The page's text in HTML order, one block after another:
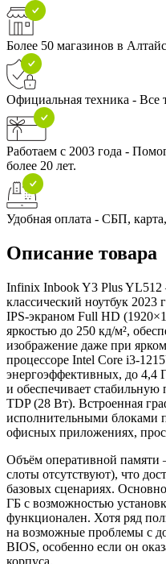
Более 50 магазинов в
Официальная техника -
Работаем с 2003 года -
более 20 лет.
Удобная оплата - СБП,
Описание товара
Infinix Inbook Y3 Plus
классический ноутбук
IPS‑экраном Full HD
яркостью до 250 кд/м²,
изображение даже при
процессоре Intel Core
энергоэффективных, до 4,4
и обеспечивает стабильную
TDP (28 Вт). Встроенная
исполнительными блоками
офисных приложениях,
Объём оперативной
слоты отсутствуют), что
базовых сценариях.
ГБ с возможностью
функционален. Хотя ряд
на возможные проблемы с
BIOS, особенно если он
корпуса.